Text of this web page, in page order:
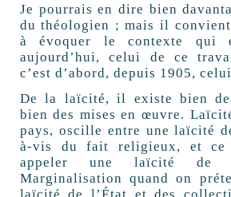
Je pourrais en dire bien
du théologien ; mais il convient
à évoquer le contexte qui
aujourd’hui, celui de ce
c’est d’abord, depuis 1905,
De la laïcité, il existe bien
bien des mises en œuvre.
pays, oscille entre une laïcité
à-vis du fait religieux, et ce
appeler une laïcité de
Marginalisation quand on